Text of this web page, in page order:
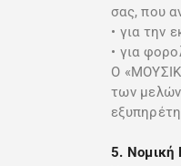
σας, που
• για την
• για
Ο
των μελών
5. Νομική